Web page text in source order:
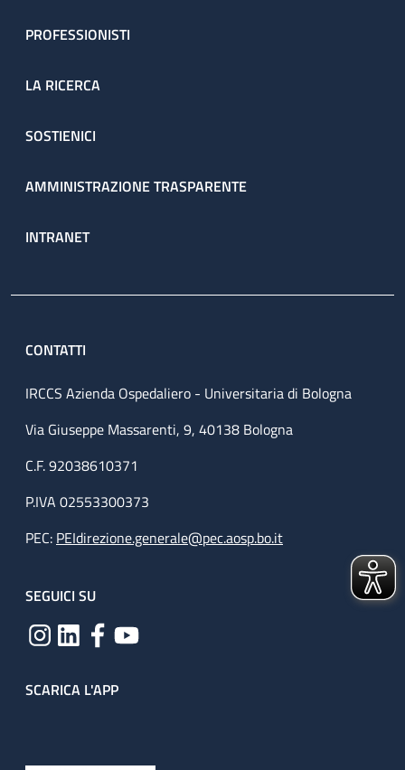
PROFESSIONISTI
LA RICERCA
SOSTIENICI
AMMINISTRAZIONE TRASPARENTE
INTRANET
CONTATTI
IRCCS Azienda Ospedaliero - Universitaria di Bologna
Via Giuseppe Massarenti, 9, 40138 Bologna
C.F. 92038610371
P.IVA 02553300373
PEC: PEIdirezione.generale@pec.aosp.bo.it
SEGUICI SU
SCARICA L'APP